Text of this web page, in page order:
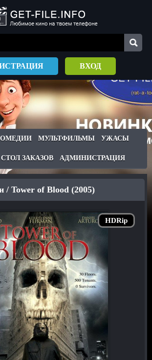
ВХОД
МУЛЬТФИЛЬМЫ УЖАСЫ
СТОЛ ЗАКАЗОВ АДМИНИСТРАЦИЯ
HDRip
/ Tower of Blood (2005)